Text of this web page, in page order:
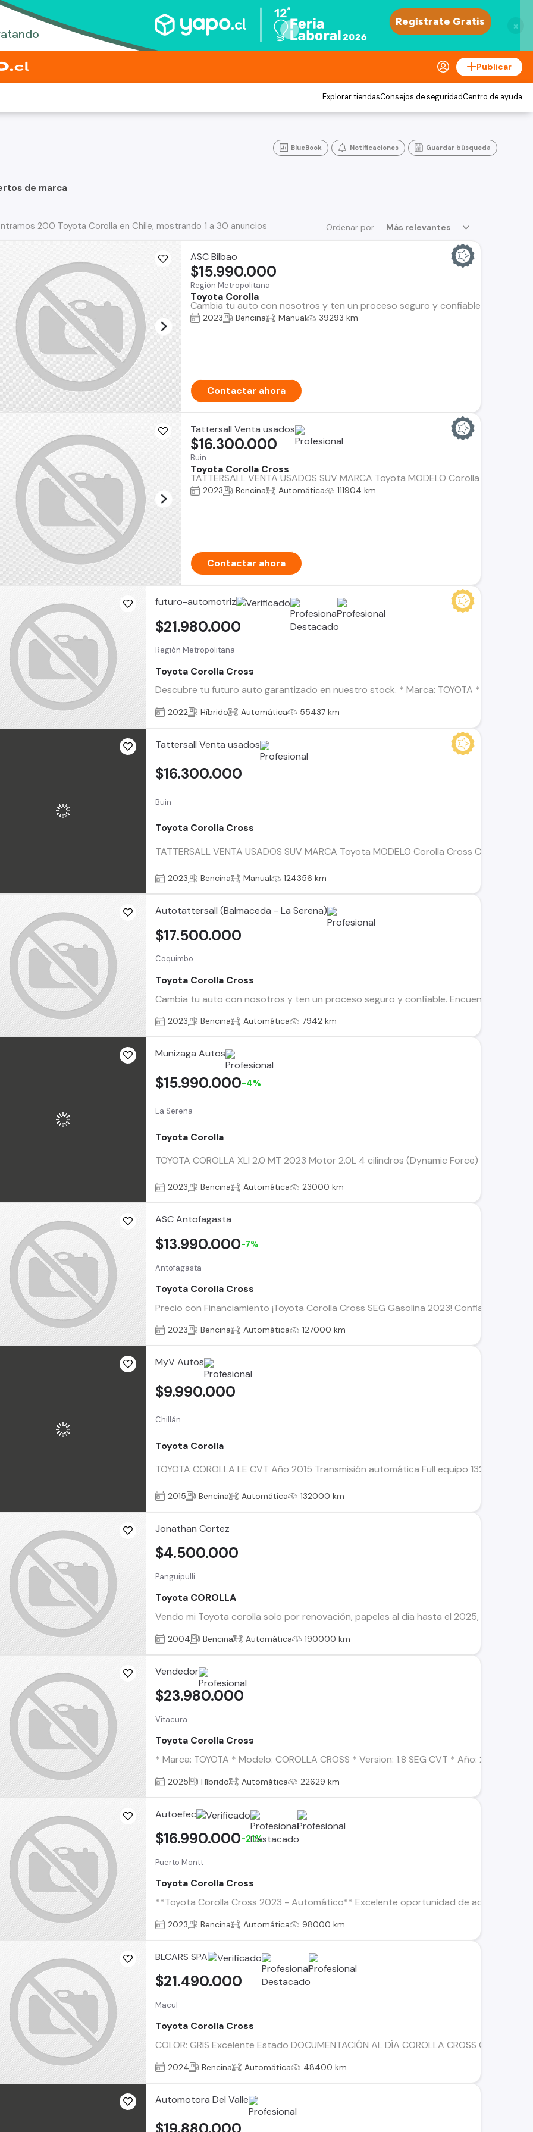
×
Publicar
Explorar tiendasConsejos de seguridadCentro de ayuda
BlueBook Notificaciones Guardar búsqueda
de marca
Ordenar por Más relevantes
200 Toyota Corolla en Chile, mostrando 1 a 30 anuncios
ASC Bilbao
Región Metropolitana
Toyota Corolla
Cambia tu auto con nosotros y ten un proceso seguro y confiable. Encuentra
$15.990.000
2023 Bencina Manual 39293 km
Contactar ahora
Tattersall Venta usados
Buin
Toyota Corolla Cross
TATTERSALL VENTA USADOS SUV MARCA Toyota MODELO Corolla Cross CVT
$16.300.000
2023 Bencina Automática 111904 km
Contactar ahora
futuro-automotriz
Región Metropolitana
Toyota Corolla Cross
Descubre tu futuro auto garantizado en nuestro stock. * Marca: TOYOTA * Modelo:
$21.980.000
2022 Híbrido Automática 55437 km
Tattersall Venta usados
Buin
Toyota Corolla Cross
TATTERSALL VENTA USADOS SUV MARCA Toyota MODELO Corolla Cross CVT 2.0
$16.300.000
2023 Bencina Manual 124356 km
Autotattersall (Balmaceda - La Serena)
Coquimbo
Toyota Corolla Cross
Cambia tu auto con nosotros y ten un proceso seguro y confiable. Encuentra el ideal
$17.500.000
2023 Bencina Automática 7942 km
Munizaga Autos
La Serena
Toyota Corolla
TOYOTA COROLLA XLI 2.0 MT 2023 Motor 2.0L 4 cilindros (Dynamic Force) 23.000
$15.990.000-4%
2023 Bencina Automática 23000 km
ASC Antofagasta
Antofagasta
Toyota Corolla Cross
Precio con Financiamiento ¡Toyota Corolla Cross SEG Gasolina 2023! Confiabilidad,
$13.990.000-7%
2023 Bencina Automática 127000 km
MyV Autos
Chillán
Toyota Corolla
TOYOTA COROLLA LE CVT Año 2015 Transmisión automática Full equipo 132.000
$9.990.000
2015 Bencina Automática 132000 km
Jonathan Cortez
Panguipulli
Toyota COROLLA
Vendo mi Toyota corolla solo por renovación, papeles al día hasta el 2025, llegar y
$4.500.000
2004 Bencina Automática 190000 km
Vendedor
Vitacura
Toyota Corolla Cross
* Marca: TOYOTA * Modelo: COROLLA CROSS * Version: 1.8 SEG CVT * Año: 2025 *
$23.980.000
2025 Híbrido Automática 22629 km
Autoefec
Puerto Montt
Toyota Corolla Cross
**Toyota Corolla Cross 2023 - Automático** Excelente oportunidad de adquirir este
$16.990.000-21%
2023 Bencina Automática 98000 km
BLCARS SPA
Macul
Toyota Corolla Cross
COLOR: GRIS Excelente Estado DOCUMENTACIÓN AL DÍA COROLLA CROSS CVT
$21.490.000
2024 Bencina Automática 48400 km
Automotora Del Valle